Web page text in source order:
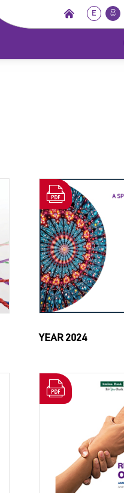
E සි
YEAR 2024